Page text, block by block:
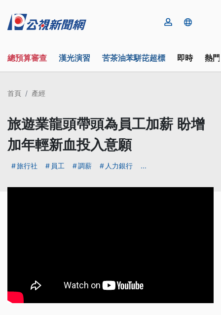
總預算審查 漢光演習 苦茶油苯駢芘超標 即時 熱
首頁 產經
旅遊業龍頭帶頭為員工加薪 盼增
加年輕新血投入意願
旅行社 員工 調薪 人力銀行 ...